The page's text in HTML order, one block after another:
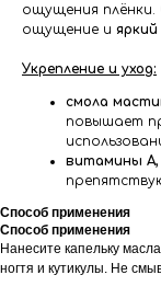
ощущения
ощущение и
Укрепление и уход:
смола
повышает
витамины А,
Способ применения
Способ применения
Нанесите капельку
ногтя и кутикулы. Не